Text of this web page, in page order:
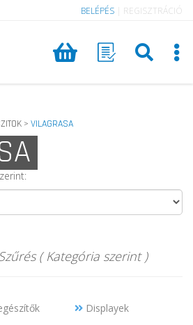
BELÉPÉS REGISZTRÁCIÓ
> VILAGRASA
( Kategória szerint )
Displayek